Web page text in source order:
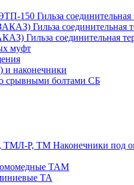
Гильза
Гильза
Гильза соединительная
муфт
и наконечники
срывными болтами СБ
Наконечники
ТАМ
ТА